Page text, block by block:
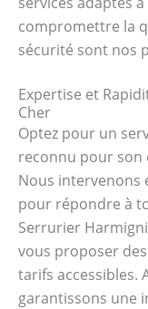
compromettre la
sécurité sont nos
Expertise et
Cher
Optez pour un
reconnu pour son
Nous intervenons
pour répondre à
Serrurier
vous proposer
tarifs accessibles.
garantissons une